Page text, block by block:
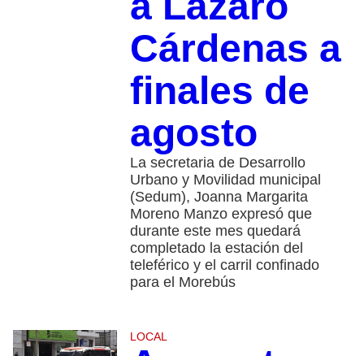
Cárdenas a
finales de
agosto
La secretaria de Desarrollo
Urbano y Movilidad municipal
(Sedum), Joanna Margarita
Moreno Manzo expresó que
durante este mes quedará
completado la estación del
teleférico y el carril confinado
para el Morebús
LOCAL